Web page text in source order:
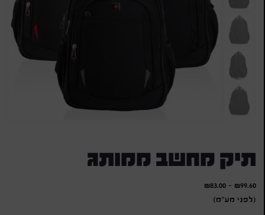
תיק מחשב ממותג
₪99.60
-
₪83.00
(לפני מע"מ)